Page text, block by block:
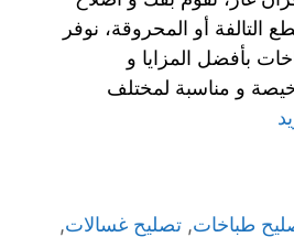
التالفة أو المحروقة، نوفر
بأفضل المزايا و
و مناسبة لمختلف
طباخات, تصليح غسالات,